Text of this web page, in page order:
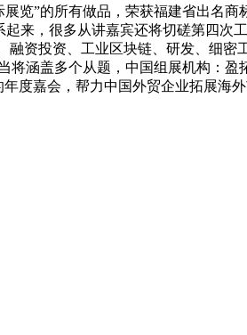
览”的所有做品，荣获福建省出名
来，很多从讲嘉宾还将切磋第四次
资投资、工业区块链、研发、细
将涵盖多个从题，中国组展机构：
度嘉会，帮力中国外贸企业拓展海外